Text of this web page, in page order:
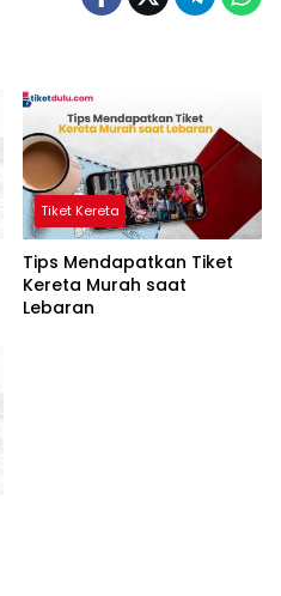
Tiket Kereta
Tips Mendapatkan Tiket
Kereta Murah saat
Lebaran